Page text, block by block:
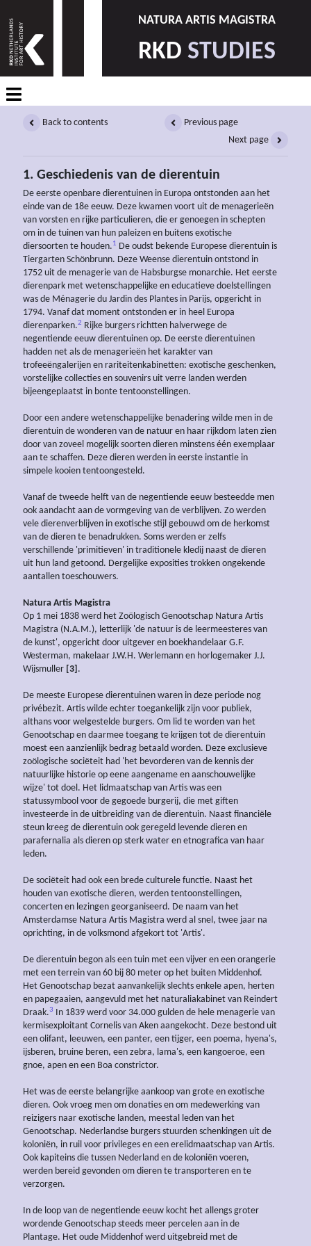
NATURA ARTIS MAGISTRA
RKD STUDIES
Back to contents
Previous page
Next page
1. Geschiedenis van de dierentuin
De eerste openbare dierentuinen in Europa ontstonden aan het
einde van de 18e eeuw. Deze kwamen voort uit de menagerieën
van vorsten en rijke particulieren, die er genoegen in schepten
om in de tuinen van hun paleizen en buitens exotische
diersoorten te houden.1 De oudst bekende Europese dierentuin is
Tiergarten Schönbrunn. Deze Weense dierentuin ontstond in
1752 uit de menagerie van de Habsburgse monarchie. Het eerste
dierenpark met wetenschappelijke en educatieve doelstellingen
was de Ménagerie du Jardin des Plantes in Parijs, opgericht in
1794. Vanaf dat moment ontstonden er in heel Europa
dierenparken.2 Rijke burgers richtten halverwege de
negentiende eeuw dierentuinen op. De eerste dierentuinen
hadden net als de menagerieën het karakter van
trofeeëngalerijen en rariteitenkabinetten: exotische geschenken,
vorstelijke collecties en souvenirs uit verre landen werden
bijeengeplaatst in bonte tentoonstellingen.
Door een andere wetenschappelijke benadering wilde men in de
dierentuin de wonderen van de natuur en haar rijkdom laten zien
door van zoveel mogelijk soorten dieren minstens één exemplaar
aan te schaffen. Deze dieren werden in eerste instantie in
simpele kooien tentoongesteld.
Vanaf de tweede helft van de negentiende eeuw besteedde men
ook aandacht aan de vormgeving van de verblijven. Zo werden
vele dierenverblijven in exotische stijl gebouwd om de herkomst
van de dieren te benadrukken. Soms werden er zelfs
verschillende 'primitieven' in traditionele kledij naast de dieren
uit hun land getoond. Dergelijke exposities trokken ongekende
aantallen toeschouwers.
Natura Artis Magistra
Op 1 mei 1838 werd het Zoölogisch Genootschap Natura Artis
Magistra (N.A.M.), letterlijk 'de natuur is de leermeesteres van
de kunst', opgericht door uitgever en boekhandelaar G.F.
Westerman, makelaar J.W.H. Werlemann en horlogemaker J.J.
Wijsmuller [3] .
De meeste Europese dierentuinen waren in deze periode nog
privébezit. Artis wilde echter toegankelijk zijn voor publiek,
althans voor welgestelde burgers. Om lid te worden van het
Genootschap en daarmee toegang te krijgen tot de dierentuin
moest een aanzienlijk bedrag betaald worden. Deze exclusieve
zoölogische sociëteit had 'het bevorderen van de kennis der
natuurlijke historie op eene aangename en aanschouwelijke
wijze' tot doel. Het lidmaatschap van Artis was een
statussymbool voor de gegoede burgerij, die met giften
investeerde in de uitbreiding van de dierentuin. Naast financiële
steun kreeg de dierentuin ook geregeld levende dieren en
parafernalia als dieren op sterk water en etnografica van haar
leden.
De sociëteit had ook een brede culturele functie. Naast het
houden van exotische dieren, werden tentoonstellingen,
concerten en lezingen georganiseerd. De naam van het
Amsterdamse Natura Artis Magistra werd al snel, twee jaar na
oprichting, in de volksmond afgekort tot 'Artis'.
De dierentuin begon als een tuin met een vijver en een orangerie
met een terrein van 60 bij 80 meter op het buiten Middenhof.
Het Genootschap bezat aanvankelijk slechts enkele apen, herten
en papegaaien, aangevuld met het naturaliakabinet van Reindert
Draak.3
In 1839 werd voor 34.000 gulden de hele menagerie van
kermisexploitant Cornelis van Aken aangekocht. Deze bestond uit
een olifant, leeuwen, een panter, een tijger, een poema, hyena's,
ijsberen, bruine beren, een zebra, lama's, een kangoeroe, een
gnoe, apen en een Boa constrictor.
Het was de eerste belangrijke aankoop van grote en exotische
dieren. Ook vroeg men om donaties en om medewerking van
reizigers naar exotische landen, meestal leden van het
Genootschap. Nederlandse burgers stuurden schenkingen uit de
koloniën, in ruil voor privileges en een erelidmaatschap van Artis.
Ook kapiteins die tussen Nederland en de koloniën voeren,
werden bereid gevonden om dieren te transporteren en te
verzorgen.
In de loop van de negentiende eeuw kocht het allengs groter
wordende Genootschap steeds meer percelen aan in de
Plantage. Het oude Middenhof werd uitgebreid met de